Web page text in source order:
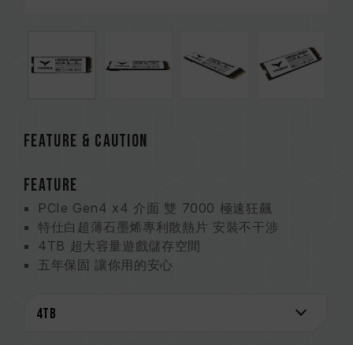
FEATURE & CAUTION
FEATURE
PCIe Gen4 x4 介面 雙 7000 極速狂飆
特仕白超薄石墨烯專利散熱片 安裝不干涉
4TB 超大容量遊戲儲存空間
五年保固 讓你用的安心
中國新型專利 (證書號 : CN 211019739 U)